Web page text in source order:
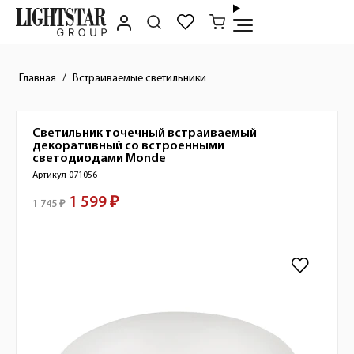
Главная Встраиваемые светильники
Краткое описание товара
Светильник точечный встраиваемый
декоративный со встроенными
светодиодами Monde
Артикул 071056
Стоимость товара
1 745 ₽ 1 599 ₽